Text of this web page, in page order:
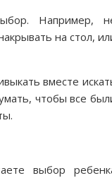
Например,
на стол,
вместе
чтобы все
выбор